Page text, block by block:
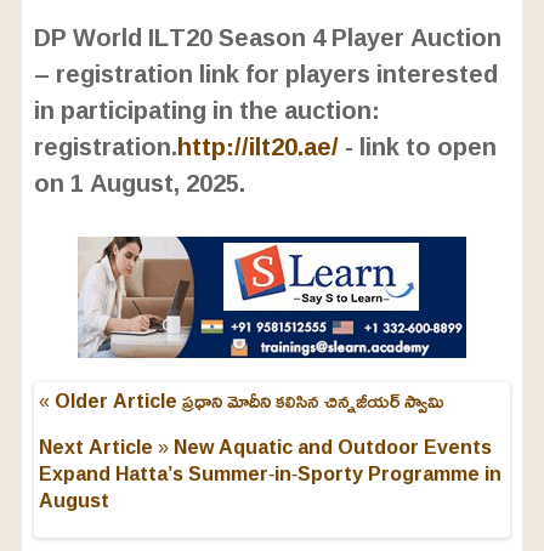
DP World ILT20 Season 4 Player Auction
– registration link for players interested
in participating in the auction:
registration.http://ilt20.ae/- link to open
on 1 August, 2025.
« Older Articleప్రధాని మోదీని కలిసిన చిన్నజీయర్ స్వామి
Next Article »New Aquatic and Outdoor Events
Expand Hatta’s Summer‑in‑Sporty Programme in
August